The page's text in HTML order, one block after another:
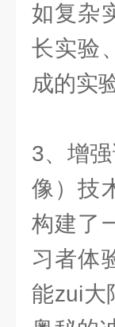
如复杂
长实验
成的实
3、增
像）技
构建了
习者体
能zui大